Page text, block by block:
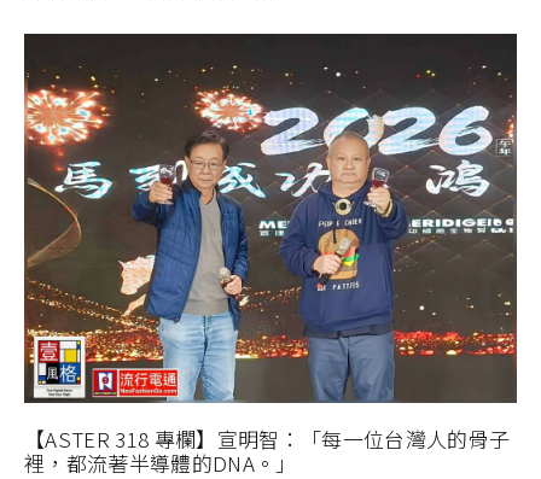
【ASTER 318 專欄】宣明智：「每一位台灣人的骨子
裡，都流著半導體的DNA。」